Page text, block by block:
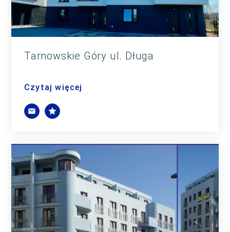
Tarnowskie Góry ul. Długa
Czytaj więcej